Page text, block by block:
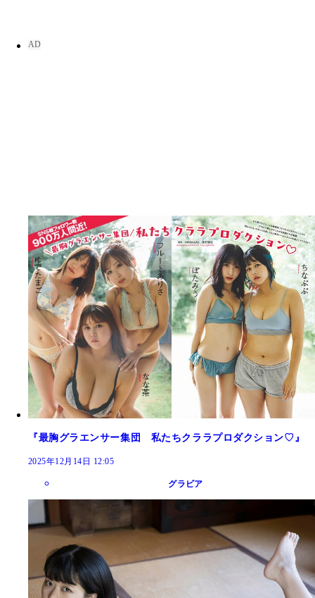
『最胸グラエンサー集団 私たちクララプロダクション♡』
2025年12月14日 12:05
グラビア